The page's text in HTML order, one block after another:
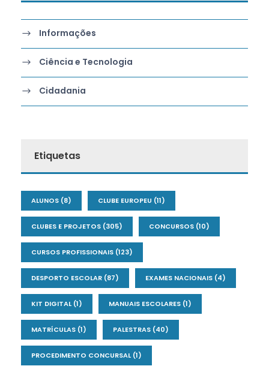
Informações
Ciência e Tecnologia
Cidadania
Etiquetas
ALUNOS (8) CLUBE EUROPEU (11)
CLUBES E PROJETOS (305) CONCURSOS (10)
CURSOS PROFISSIONAIS (123)
DESPORTO ESCOLAR (87) EXAMES NACIONAIS (4)
KIT DIGITAL(1) MANUAIS ESCOLARES (1)
MATRÍCULAS (1) PALESTRAS (40)
PROCEDIMENTO CONCURSAL(1)